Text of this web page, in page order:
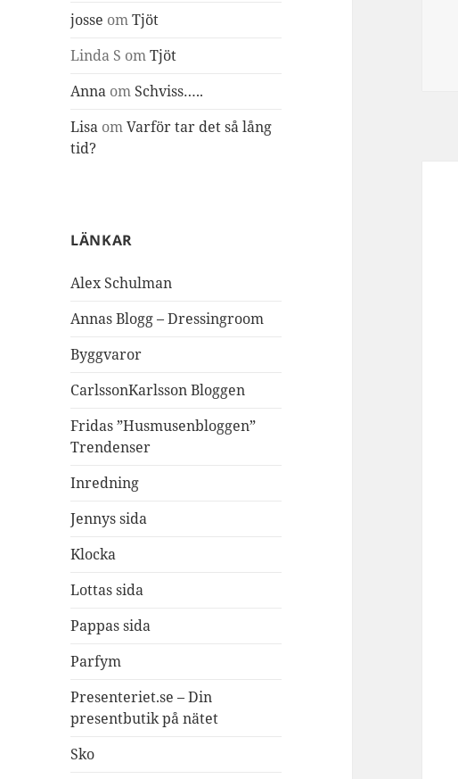
josse omTjöt
Linda S omTjöt
Anna om Schviss…..
Lisa omVarför tar det så lång
tid?
LÄNKAR
Alex Schulman
Annas Blogg – Dressingroom
Byggvaror
CarlssonKarlsson Bloggen
Fridas ”Husmusenbloggen”
Trendenser
Inredning
Jennys sida
Klocka
Lottas sida
Pappas sida
Parfym
Presenteriet.se – Din
presentbutik på nätet
Sko